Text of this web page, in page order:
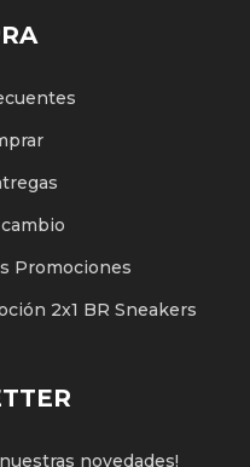
Promociones
2x1 BR Sneakers
novedades!